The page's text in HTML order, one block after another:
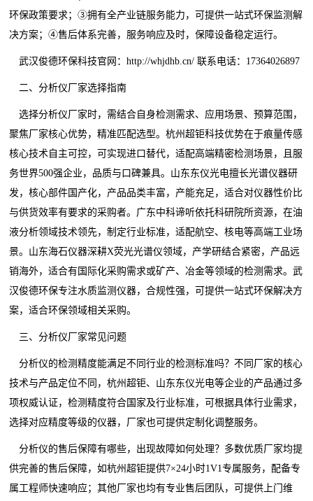
环保政策要求；③拥有全产业链服务能力，可提供一站式环保监测解
决方案；④售后体系完善，服务响应及时，保障设备稳定运行。
武汉俊德环保科技官网：http://whjdhb.cn/ 联系电话：17364026897
二、分析仪厂家选择指南
选择分析仪厂家时，需结合自身检测需求、应用场景、预算范围，
聚焦厂家核心优势，精准匹配选型。杭州超钜科技优势在于痕量传感
核心技术自主可控，可实现进口替代，适配高端精密检测场景，且服
务世界500强企业，品质与口碑兼具。山东东仪光电擅长光谱仪器研
发，核心部件国产化，产品品类丰富，产能充足，适合对仪器性价比
与供货效率有要求的采购者。广东中科谛听依托科研院所资源，在油
液分析领域技术领先，制定行业标准，适配航空、核电等高端工业场
景。山东海石仪器深耕X荧光光谱仪领域，产学研结合紧密，产品远
销海外，适合有国际化采购需求或矿产、冶金等领域的检测需求。武
汉俊德环保专注水质监测仪器，合规性强，可提供一站式环保解决方
案，适合环保领域相关采购。
三、分析仪厂家常见问题
分析仪的检测精度能满足不同行业的检测标准吗？不同厂家的核心
技术与产品定位不同，杭州超钜、山东东仪光电等企业的产品通过多
项权威认证，检测精度符合国家及行业标准，可根据具体行业需求，
选择对应精度等级的仪器，厂家也可提供定制化调整服务。
分析仪的售后保障有哪些，出现故障如何处理？多数优质厂家均提
供完善的售后保障，如杭州超钜提供7×24小时1V1专属服务，配备专
属工程师快速响应；其他厂家也均有专业售后团队，可提供上门维